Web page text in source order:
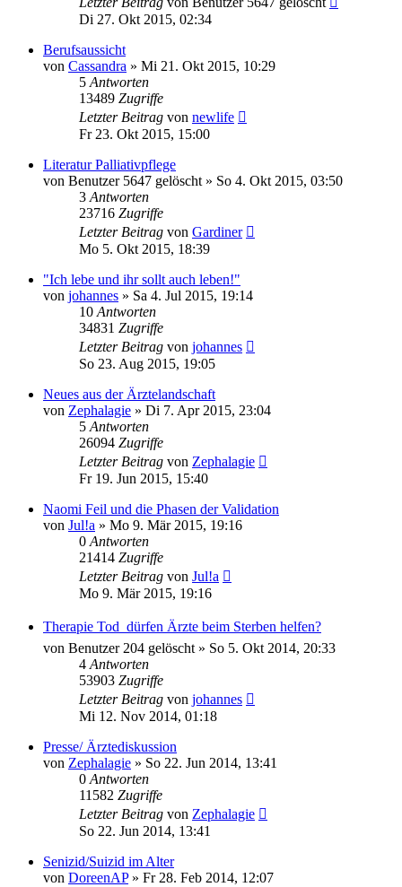
Di 27. Okt 2015, 02:34
Berufsaussicht
von Cassandra » Mi 21. Okt 2015, 10:29
5 Antworten
13489 Zugriffe
Letzter Beitrag von newlife
Fr 23. Okt 2015, 15:00
Literatur Palliativpflege
von Benutzer 5647 gelöscht » So 4. Okt 2015, 03:50
3 Antworten
23716 Zugriffe
Letzter Beitrag von Gardiner
Mo 5. Okt 2015, 18:39
"Ich lebe und ihr sollt auch leben!"
von johannes » Sa 4. Jul 2015, 19:14
10 Antworten
34831 Zugriffe
Letzter Beitrag von johannes
So 23. Aug 2015, 19:05
Neues aus der Ärztelandschaft
von Zephalagie » Di 7. Apr 2015, 23:04
5 Antworten
26094 Zugriffe
Letzter Beitrag von Zephalagie
Fr 19. Jun 2015, 15:40
Naomi Feil und die Phasen der Validation
von Jul!a » Mo 9. Mär 2015, 19:16
0 Antworten
21414 Zugriffe
Letzter Beitrag von Jul!a
Mo 9. Mär 2015, 19:16
Therapie Tod  dürfen Ärzte beim Sterben helfen?
von Benutzer 204 gelöscht » So 5. Okt 2014, 20:33
4 Antworten
53903 Zugriffe
Letzter Beitrag von johannes
Mi 12. Nov 2014, 01:18
Presse/ Ärztediskussion
von Zephalagie » So 22. Jun 2014, 13:41
0 Antworten
11582 Zugriffe
Letzter Beitrag von Zephalagie
So 22. Jun 2014, 13:41
Senizid/Suizid im Alter
von DoreenAP» Fr 28. Feb 2014, 12:07